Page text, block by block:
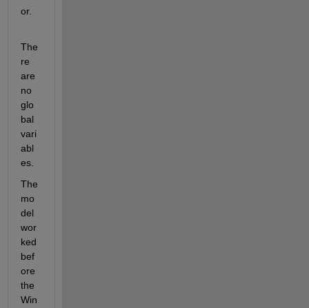
or.
The
re
are
no
glo
bal
vari
abl
es.
The
mo
del
wor
ked
bef
ore
the
Win